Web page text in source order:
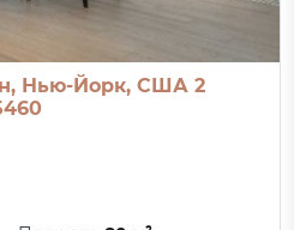
Нью-Йорк, США 2